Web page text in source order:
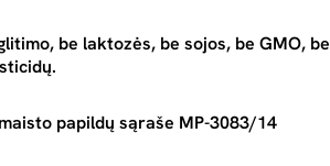
be laktozės, be sojos, be GMO, be
papildų sąraše MP-3083/14